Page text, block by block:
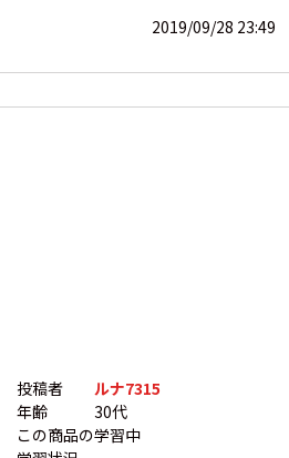
2019/09/28 23:49
投稿者
ルナ7315
年齢
30代
この商品の学習中